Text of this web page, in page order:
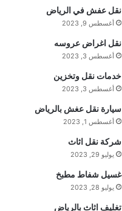
نقل عفش في الرياض
أغسطس 9, 2023
نقل اغراض عروسه
أغسطس 3, 2023
خدمات نقل وتخزين
أغسطس 3, 2023
سيارة نقل عغش بالرياض
أغسطس 1, 2023
شركة نقل اثاث
يوليو 29, 2023
غسيل شفاط مطبخ
يوليو 28, 2023
تغليف اثاث بالرياض